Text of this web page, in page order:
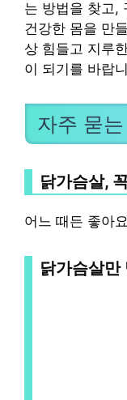
는 방법을 찾고,
건강한 몸을 만
상 힘들고 지루
이 되기를 바랍
자주 묻
닭가슴살,
어느 때든 좋아
닭가슴살만